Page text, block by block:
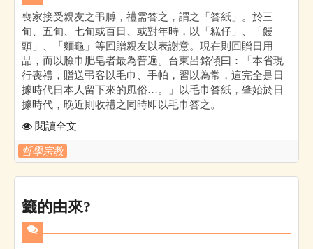
喪家接受親友之弔膊，禮需答之，謂之「答紙」。於三
旬、五旬、七旬或百日、或對年時，以「糕仔」、「饅
頭」、「麵龜」等回贈親友以表謝意。現在則回贈日用
品，而以臉巾肥皂者最為普遍。台東呂銘傾曰：「本省現
行喪禮，贈送弔客以毛巾、手帕，習以為常，這完全是日
據時代日本人留下來的風俗…。」以毛巾答紙，肇始於日
據時代，晚近則收禮之同時即以毛巾答之。
閱讀全文
哲學宗教
籤的由來?